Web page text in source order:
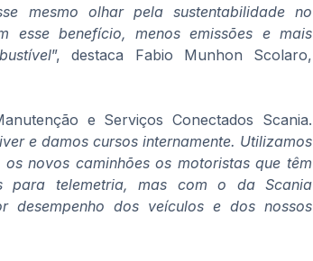
mesmo olhar pela sustentabilidade no
esse benefício, menos emissões e mais
”, destaca Fabio Munhon Scolaro,
e Serviços Conectados Scania.
e damos cursos internamente. Utilizamos
novos caminhões os motoristas que têm
para telemetria, mas com o da Scania
desempenho dos veículos e dos nossos